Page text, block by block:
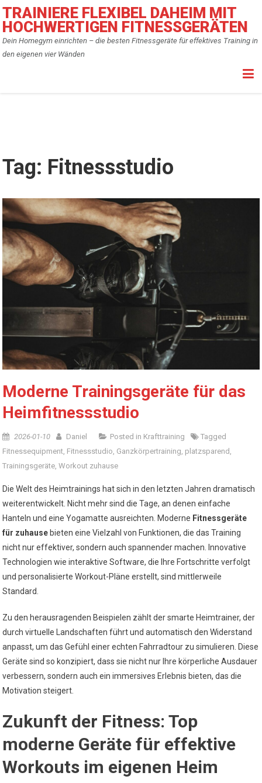
Skip
toTRAINIERE FLEXIBEL DAHEIM MIT
HOCHWERTIGEN FITNESSGERÄTEN
Dein Homegym einrichten – die besten Fitnessgeräte für effektives Training in
den eigenen vier Wänden
Tag: Fitnessstudio
Moderne Trainingsgeräte für das
Heimfitnessstudio
2026-01-10 Daniel Posted in Krafttraining
Tagged
Fitnessequipment Fitnessstudio Ganzkörpertraining platzsparend
Trainingsgeräte ,Workout zuhause
Die Welt des Heimtrainings hat sich in den letzten Jahren dramatisch
weiterentwickelt. Nicht mehr sind die Tage, an denen einfache
Hanteln und eine Yogamatte ausreichten. Moderne Fitnessgeräte
für zuhause bieten eine Vielzahl von Funktionen, die das Training
nicht nur effektiver, sondern auch spannender machen. Innovative
Technologien wie interaktive Software, die Ihre Fortschritte verfolgt
und personalisierte Workout-Pläne erstellt, sind mittlerweile
Standard.
Zu den herausragenden Beispielen zählt der smarte Heimtrainer, der
durch virtuelle Landschaften führt und automatisch den Widerstand
anpasst, um das Gefühl einer echten Fahrradtour zu simulieren. Diese
Geräte sind so konzipiert, dass sie nicht nur Ihre körperliche Ausdauer
verbessern, sondern auch ein immersives Erlebnis bieten, das die
Motivation steigert.
Zukunft der Fitness: Top
moderne Geräte für effektive
Workouts im eigenen Heim